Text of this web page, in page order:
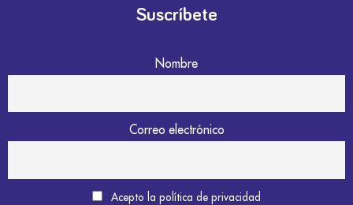
Suscríbete
Nombre
Correo electrónico
Acepto la política de privacidad